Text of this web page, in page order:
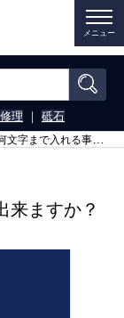
メニュー
理 ｜ 砥石
で入れる事が出来ますか？
来ますか？